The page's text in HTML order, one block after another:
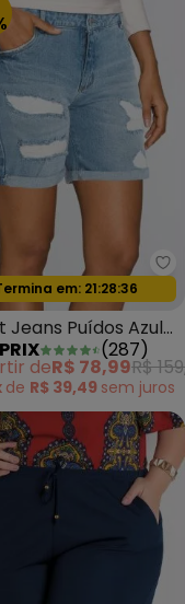
- Short Preto com
Oferta relâmpago
em: 21:28:34
Jeans Puídos Azul
(287)
deR$ 78,99R$
de R$ 39,49 sem juros